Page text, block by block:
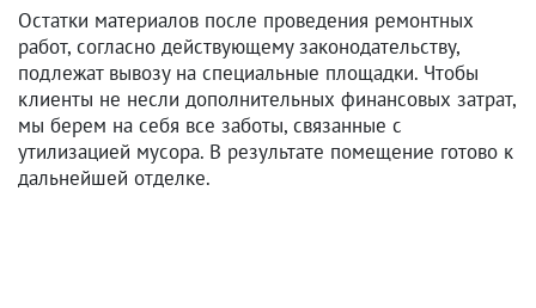
Остатки материалов после проведения ремонтных
работ, согласно действующему законодательству,
подлежат вывозу на специальные площадки. Чтобы
клиенты не несли дополнительных финансовых затрат,
мы берем на себя все заботы, связанные с
утилизацией мусора. В результате помещение готово к
дальнейшей отделке.